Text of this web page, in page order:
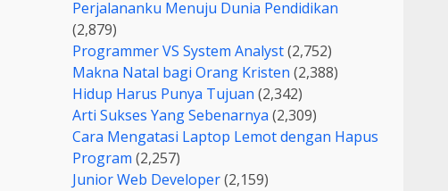
Perjalananku Menuju Dunia Pendidikan
(2,879)
Programmer VS System Analyst(2,752)
Makna Natal bagi Orang Kristen (2,388)
Hidup Harus Punya Tujuan (2,342)
Arti Sukses Yang Sebenarnya (2,309)
Cara Mengatasi Laptop Lemot dengan Hapus
Program (2,257)
Junior Web Developer(2,159)